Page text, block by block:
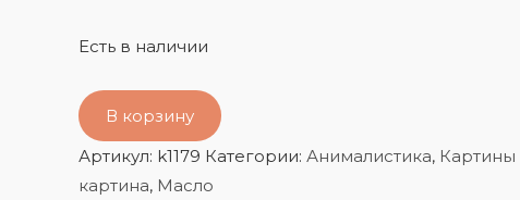
Есть в наличии
В корзину
Артикул: k1179 Категории: Анималистика, Картины
картина, Масло